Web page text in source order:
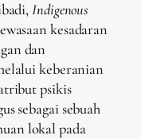
Indigenous
kesadaran
dan
keberanian
psikis
sebagai sebuah
lokal pada